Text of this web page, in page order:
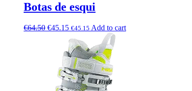
Botas de esqui
€64.50 €45.15 €45.15 Add to cart